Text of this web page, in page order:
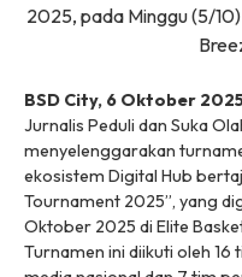
2025, pada Minggu (5/
BSD City, 6 Oktober
Jurnalis Peduli dan Suka
menyelenggarakan
ekosistem Digital Hub
Tournament 2025”, yang
Oktober 2025 di Elite
Turnamen ini diikuti oleh